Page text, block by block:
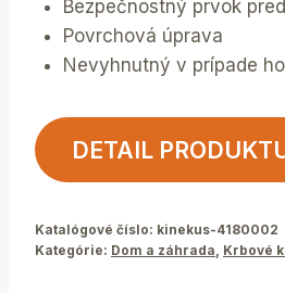
Bezpečnostný prvok
Povrchová úprava
Nevyhnutný v prípade
DETAIL
Katalógové číslo: kinekus-4180002
Kategórie: Dom a záhrada, Krbové